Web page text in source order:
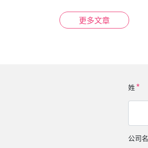
更多文章
姓
公司名